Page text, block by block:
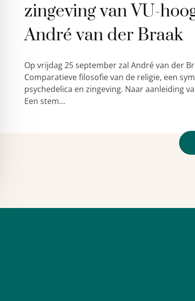
zingeving van VU-
André van der Braak
Op vrijdag 25 september zal André van der
Comparatieve filosofie van de religie, een
psychedelica en zingeving. Naar aanleiding
Een stem…